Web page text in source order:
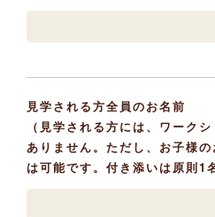
見学される方全員のお名前
（見学される方には、ワーク
ありません。ただし、お子様
は可能です。付き添いは原則1